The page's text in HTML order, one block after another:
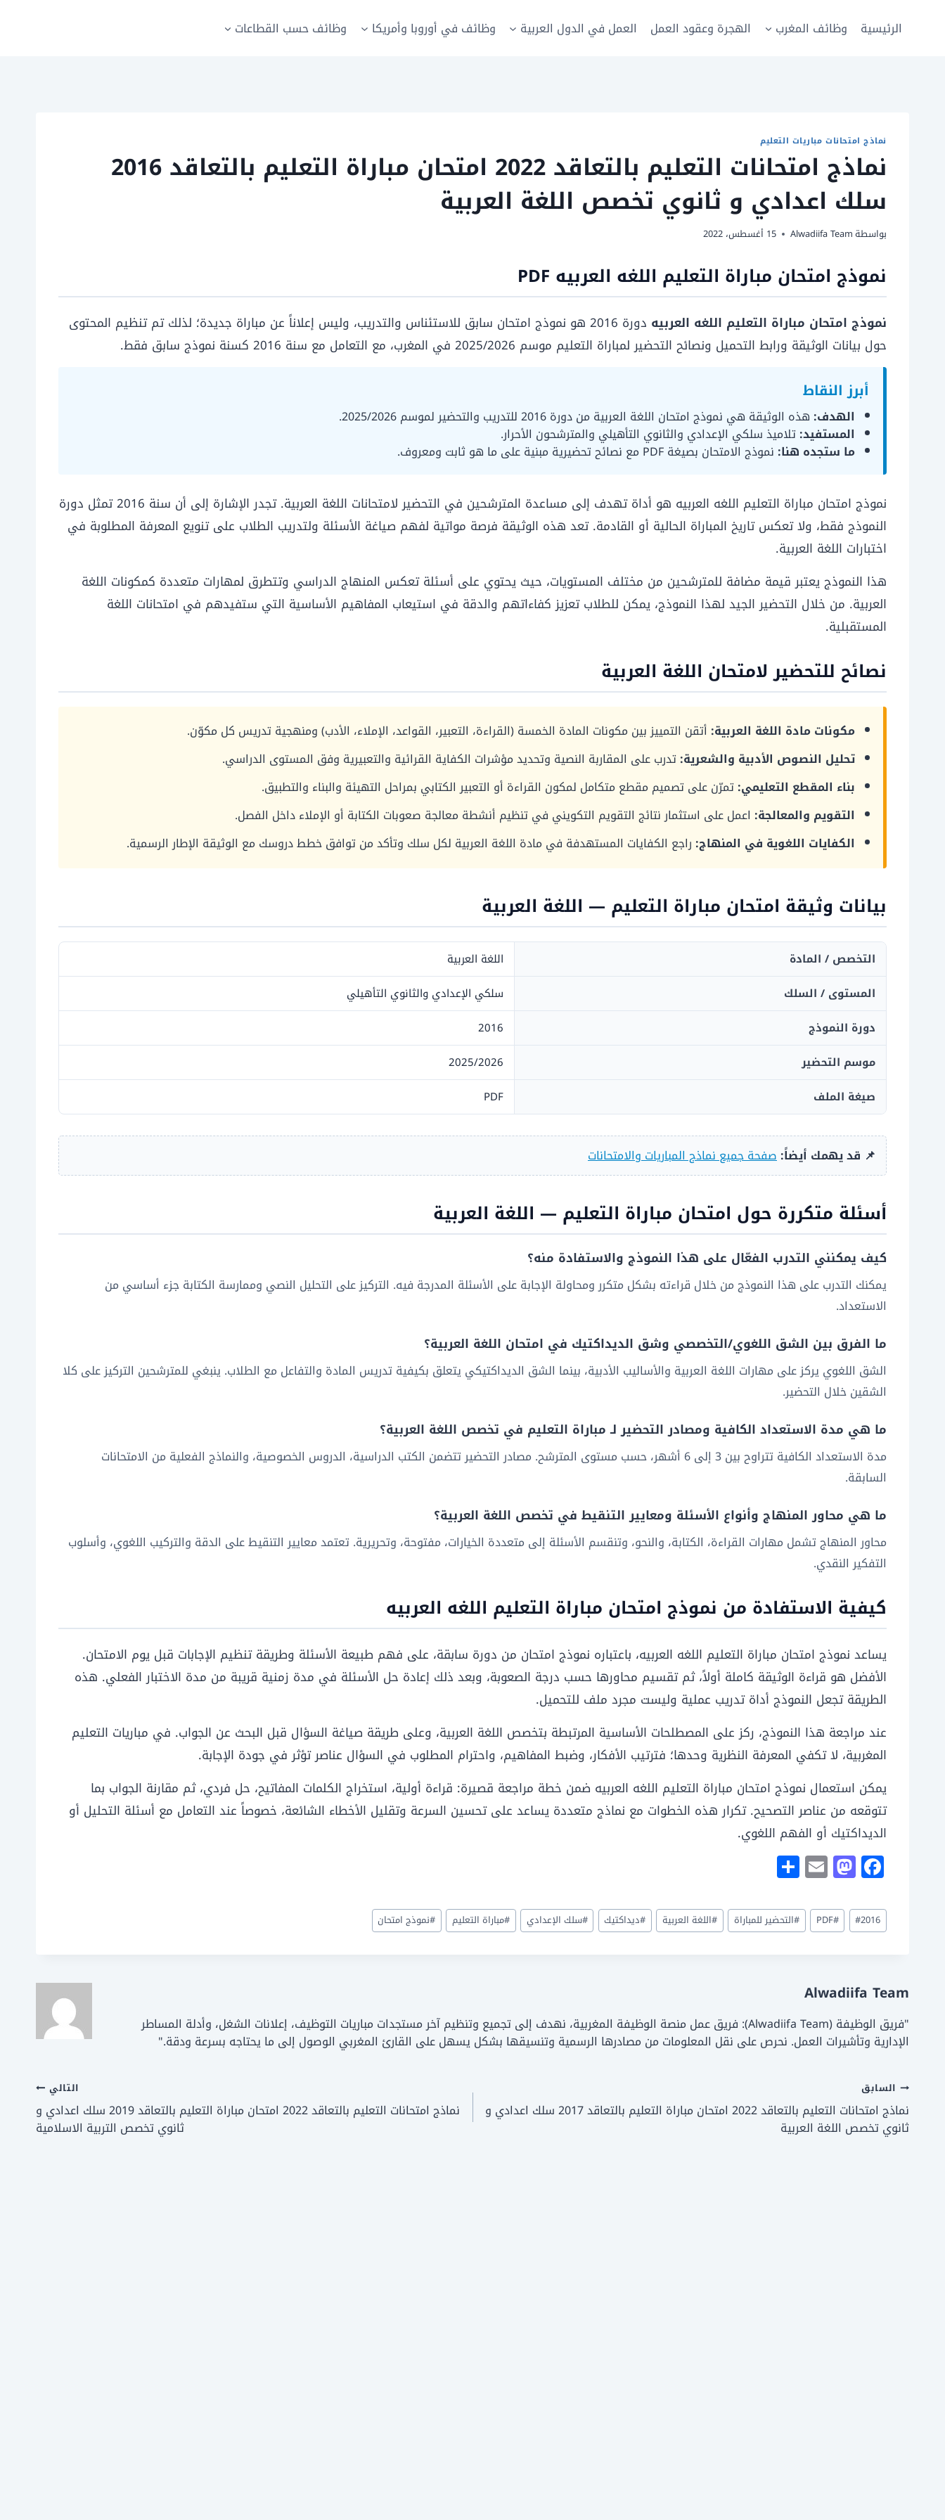
الرئيسية وظائف المغرب الهجرة وعقود العمل العمل في الدول العربية وظائف في أوروبا وأمريكا وظائف حسب القطاعات
نماذج امتحانات مباريات التعليم
نماذج امتحانات التعليم بالتعاقد 2022 امتحان مباراة التعليم بالتعاقد 2016
سلك اعدادي و ثانوي تخصص اللغة العربية
بواسطةAlwadiifa Team 15 أغسطس، 2022
نموذج امتحان مباراة التعليم اللغه العربيه PDF
نموذج امتحان مباراة التعليم اللغه العربيه
دورة 2016 هو نموذج امتحان سابق للاستئناس والتدريب، وليس إعلاناً عن مباراة جديدة؛ لذلك تم تنظيم المحتوى
حول بيانات الوثيقة ورابط التحميل ونصائح التحضير لمباراة التعليم موسم 2025/2026 في المغرب، مع التعامل مع سنة 2016 كسنة نموذج سابق فقط.
أبرز النقاط
الهدف: هذه الوثيقة هي نموذج امتحان اللغة العربية من دورة 2016 للتدريب والتحضير لموسم 2025/2026.
المستفيد:تلاميذ سلكي الإعدادي والثانوي التأهيلي والمترشحون الأحرار.
ما ستجده هنا: نموذج الامتحان بصيغة PDF مع نصائح تحضيرية مبنية على ما هو ثابت ومعروف.
نموذج امتحان مباراة التعليم اللغه العربيه هو أداة تهدف إلى مساعدة المترشحين في التحضير لامتحانات اللغة العربية. تجدر الإشارة إلى أن سنة 2016 تمثل دورة
النموذج فقط، ولا تعكس تاريخ المباراة الحالية أو القادمة. تعد هذه الوثيقة فرصة مواتية لفهم صياغة الأسئلة ولتدريب الطلاب على تنويع المعرفة المطلوبة في
اختبارات اللغة العربية.
هذا النموذج يعتبر قيمة مضافة للمترشحين من مختلف المستويات، حيث يحتوي على أسئلة تعكس المنهاج الدراسي وتتطرق لمهارات متعددة كمكونات اللغة
العربية. من خلال التحضير الجيد لهذا النموذج، يمكن للطلاب تعزيز كفاءاتهم والدقة في استيعاب المفاهيم الأساسية التي ستفيدهم في امتحانات اللغة
المستقبلية.
نصائح للتحضير لامتحان اللغة العربية
مكونات مادة اللغة العربية: أتقن التمييز بين مكونات المادة الخمسة (القراءة، التعبير، القواعد، الإملاء، الأدب) ومنهجية تدريس كل مكوّن.
تحليل النصوص الأدبية والشعرية:تدرب على المقاربة النصية وتحديد مؤشرات الكفاية القرائية والتعبيرية وفق المستوى الدراسي.
بناء المقطع التعليمي:تمرّن على تصميم مقطع متكامل لمكون القراءة أو التعبير الكتابي بمراحل التهيئة والبناء والتطبيق.
التقويم والمعالجة: اعمل على استثمار نتائج التقويم التكويني في تنظيم أنشطة معالجة صعوبات الكتابة أو الإملاء داخل الفصل.
الكفايات اللغوية في المنهاج: راجع الكفايات المستهدفة في مادة اللغة العربية لكل سلك وتأكد من توافق خطط دروسك مع الوثيقة الإطار الرسمية.
بيانات وثيقة امتحان مباراة التعليم — اللغة العربية
التخصص / المادة
اللغة العربية
المستوى / السلك
سلكي الإعدادي والثانوي التأهيلي
دورة النموذج
2016
موسم التحضير
2025/2026
صيغة الملف
PDF
📌 قد يهمك أيضاً:صفحة جميع نماذج المباريات والامتحانات
أسئلة متكررة حول امتحان مباراة التعليم — اللغة العربية
كيف يمكنني التدرب الفعّال على هذا النموذج والاستفادة منه؟
يمكنك التدرب على هذا النموذج من خلال قراءته بشكل متكرر ومحاولة الإجابة على الأسئلة المدرجة فيه. التركيز على التحليل النصي وممارسة الكتابة جزء أساسي من
الاستعداد.
ما الفرق بين الشق اللغوي/التخصصي وشق الديداكتيك في امتحان اللغة العربية؟
الشق اللغوي يركز على مهارات اللغة العربية والأساليب الأدبية، بينما الشق الديداكتيكي يتعلق بكيفية تدريس المادة والتفاعل مع الطلاب. ينبغي للمترشحين التركيز على كلا
الشقين خلال التحضير.
ما هي مدة الاستعداد الكافية ومصادر التحضير لـ مباراة التعليم في تخصص اللغة العربية؟
مدة الاستعداد الكافية تتراوح بين 3 إلى 6 أشهر، حسب مستوى المترشح. مصادر التحضير تتضمن الكتب الدراسية، الدروس الخصوصية، والنماذج الفعلية من الامتحانات
السابقة.
ما هي محاور المنهاج وأنواع الأسئلة ومعايير التنقيط في تخصص اللغة العربية؟
محاور المنهاج تشمل مهارات القراءة، الكتابة، والنحو، وتنقسم الأسئلة إلى متعددة الخيارات، مفتوحة، وتحريرية. تعتمد معايير التنقيط على الدقة والتركيب اللغوي، وأسلوب
التفكير النقدي.
كيفية الاستفادة من نموذج امتحان مباراة التعليم اللغه العربيه
يساعد نموذج امتحان مباراة التعليم اللغه العربيه، باعتباره نموذج امتحان من دورة سابقة، على فهم طبيعة الأسئلة وطريقة تنظيم الإجابات قبل يوم الامتحان.
الأفضل هو قراءة الوثيقة كاملة أولاً، ثم تقسيم محاورها حسب درجة الصعوبة، وبعد ذلك إعادة حل الأسئلة في مدة زمنية قريبة من مدة الاختبار الفعلي. هذه
الطريقة تجعل النموذج أداة تدريب عملية وليست مجرد ملف للتحميل.
عند مراجعة هذا النموذج، ركز على المصطلحات الأساسية المرتبطة بتخصص اللغة العربية، وعلى طريقة صياغة السؤال قبل البحث عن الجواب. في مباريات التعليم
المغربية، لا تكفي المعرفة النظرية وحدها؛ فترتيب الأفكار، وضبط المفاهيم، واحترام المطلوب في السؤال عناصر تؤثر في جودة الإجابة.
يمكن استعمال نموذج امتحان مباراة التعليم اللغه العربيه ضمن خطة مراجعة قصيرة: قراءة أولية، استخراج الكلمات المفاتيح، حل فردي، ثم مقارنة الجواب بما
تتوقعه من عناصر التصحيح. تكرار هذه الخطوات مع نماذج متعددة يساعد على تحسين السرعة وتقليل الأخطاء الشائعة، خصوصاً عند التعامل مع أسئلة التحليل أو
الديداكتيك أو الفهم اللغوي.
F
a
c
e
o
o
k
M
a
st
o
o
n
E
m
ai
l
ar
e
وسوم
المقال:
#2016
#
PDF
#التحضير للمباراة #اللغة العربية #ديداكتيك #سلك الإعدادي #مباراة التعليم #نموذج امتحان
Alwadiifa Team
"فريق الوظيفة (Alwadiifa Team): فريق عمل منصة الوظيفة المغربية، نهدف إلى تجميع وتنظيم آخر مستجدات مباريات التوظيف، إعلانات الشغل، وأدلة المساطر
الإدارية وتأشيرات العمل. نحرص على نقل المعلومات من مصادرها الرسمية وتنسيقها بشكل يسهل على القارئ المغربي الوصول إلى ما يحتاجه بسرعة ودقة."
تصفّح
المقالات
السابق
نماذج امتحانات التعليم بالتعاقد 2022 امتحان مباراة التعليم بالتعاقد 2017 سلك اعدادي و
ثانوي تخصص اللغة العربية
التالي
نماذج امتحانات التعليم بالتعاقد 2022 امتحان مباراة التعليم بالتعاقد 2019 سلك اعدادي و
ثانوي تخصص التربية الاسلامية